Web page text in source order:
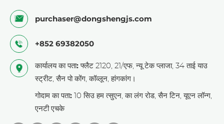
purchaser@dongshengjs.com
+852 69382050
कार्यालय का पता: फ्लैट 2120, 21/एफ, न्यू टेक प्लाजा, 34 ताई याउ
स्ट्रीट, सैन पो कोंग, कॉव्लून, हांगकांग।
गोदाम का पता: 10 सिउ हम त्सुएन, का लंग रोड, सैन टिन, यूएन लॉन्ग,
एनटी एचके